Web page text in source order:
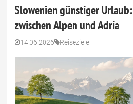
Slowenien günstiger
zwischen Alpen und Adria
14.06.2026 Reiseziele